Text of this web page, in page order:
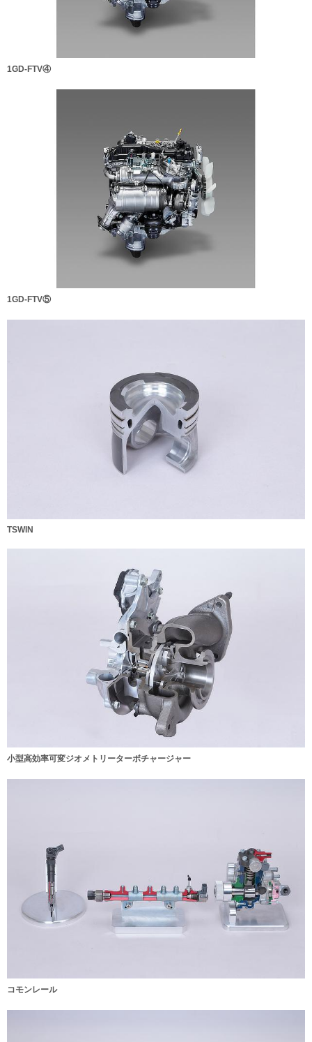
1GD-FTV④
1GD-FTV⑤
TSWIN
小型高効率可変ジオメトリーターボチャージャー
コモンレール